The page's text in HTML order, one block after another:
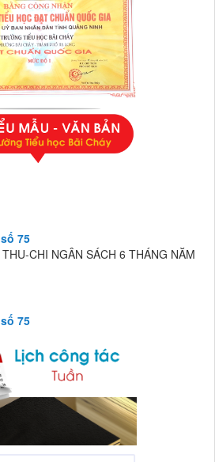
75
CHI NGÂN SÁCH 6 THÁNG NĂM
75
CHI NGÂN SÁCH 6 THÁNG NĂM